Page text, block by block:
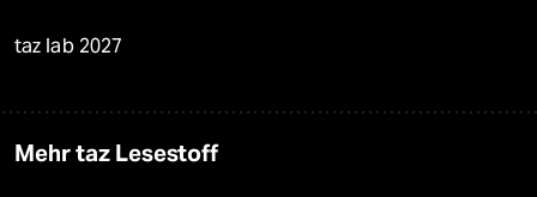
taz lab 2027
Mehr taz Lesestoff